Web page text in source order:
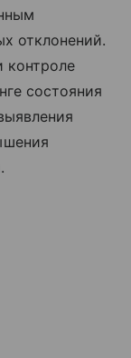
отклонений.
контроле
состояния